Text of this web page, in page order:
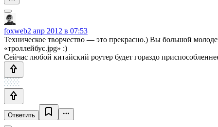
foxweb2 апр 2012 в 07:53
Техническое творчество — это прекрасно.) Вы большой
«троллейбус.jpg» :)
Сейчас любой китайский роутер будет гораздо
Ответить